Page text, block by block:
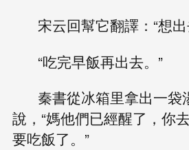
宋云回幫它翻譯：“想
“吃完早飯再出去。”
秦書從冰箱里拿出一袋
說，“媽他們已經醒了，你
要吃飯了。”